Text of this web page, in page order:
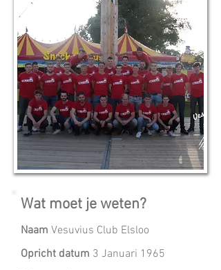
Wat moet je weten?
Naam Vesuvius Club Elsloo
Opricht datum 3 Januari 1965